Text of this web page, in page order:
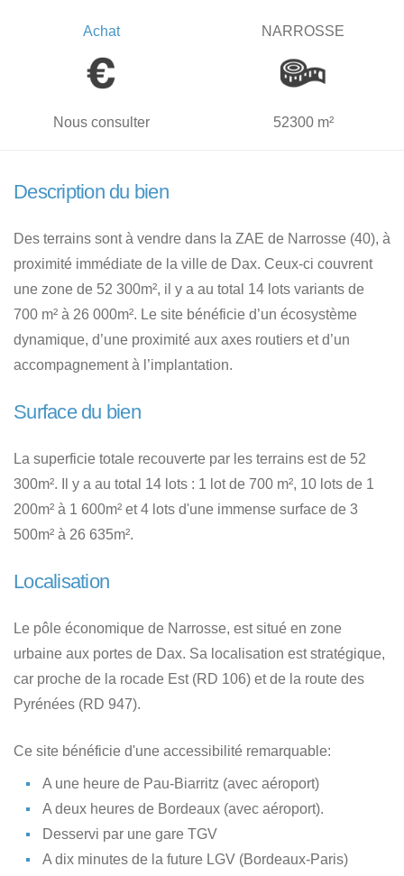
Achat NARROSSE
Nous consulter 52300 m²
Description du bien
Des terrains sont à vendre dans la ZAE de Narrosse (40), à
proximité immédiate de la ville de Dax. Ceux-ci couvrent
une zone de 52 300m², il y a au total 14 lots variants de
700 m² à 26 000m². Le site bénéficie d’un écosystème
dynamique, d’une proximité aux axes routiers et d’un
accompagnement à l’implantation.
Surface du bien
La superficie totale recouverte par les terrains est de 52
300m². Il y a au total 14 lots : 1 lot de 700 m², 10 lots de 1
200m² à 1 600m² et 4 lots d'une immense surface de 3
500m² à 26 635m².
Localisation
Le pôle économique de Narrosse, est situé en zone
urbaine aux portes de Dax. Sa localisation est stratégique,
car proche de la rocade Est (RD 106) et de la route des
Pyrénées (RD 947).
Ce site bénéficie d'une accessibilité remarquable:
A une heure de Pau-Biarritz (avec aéroport)
A deux heures de Bordeaux (avec aéroport).
Desservi par une gare TGV
A dix minutes de la future LGV (Bordeaux-Paris)